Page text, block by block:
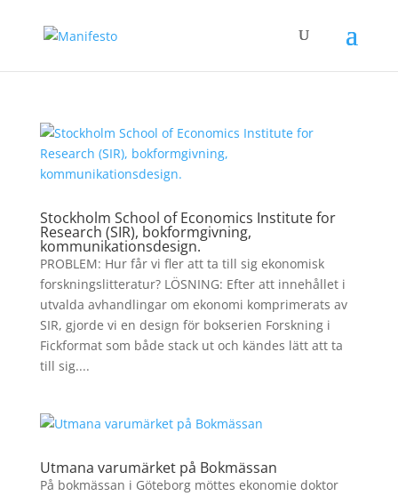
Stockholm School of Economics Institute for
Research (SIR), bokformgivning,
kommunikationsdesign.
PROBLEM: Hur får vi fler att ta till sig ekonomisk
forskningslitteratur? LÖSNING: Efter att innehållet i
utvalda avhandlingar om ekonomi komprimerats av
SIR, gjorde vi en design för bokserien Forskning i
Fickformat som både stack ut och kändes lätt att ta
till sig....
Utmana varumärket på Bokmässan
På bokmässan i Göteborg möttes ekonomie doktor